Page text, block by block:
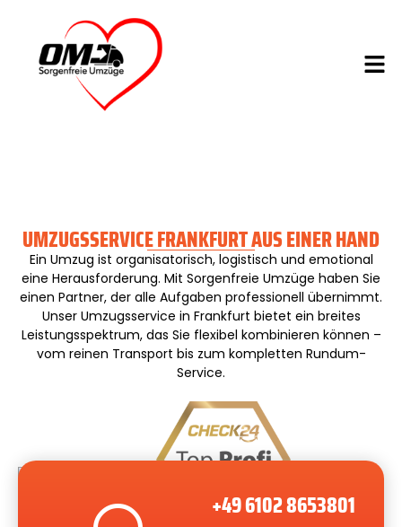
UMZUGSSERVICE FRANKFURT AUS EINER HAND
Ein Umzug ist organisatorisch, logistisch und emotional
eine Herausforderung. Mit Sorgenfreie Umzüge haben Sie
einen Partner, der alle Aufgaben professionell übernimmt.
Unser Umzugsservice in Frankfurt bietet ein breites
Leistungsspektrum, das Sie flexibel kombinieren können –
vom reinen Transport bis zum kompletten Rundum-
Service.
+49 6102 8653801